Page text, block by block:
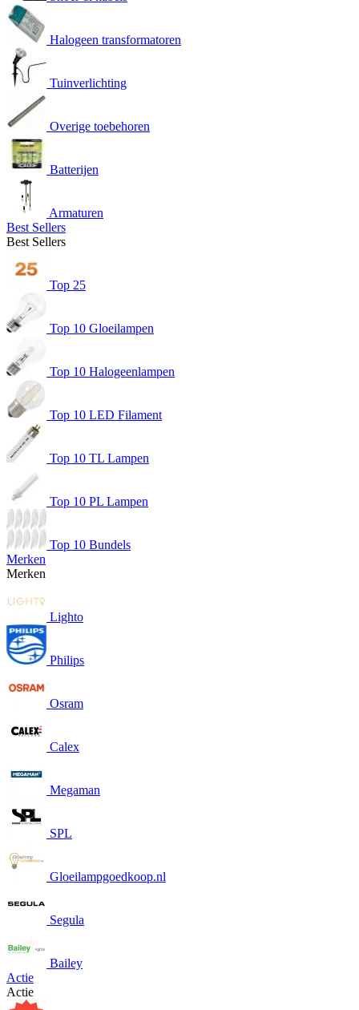
Halogeen transformatoren
Tuinverlichting
Overige toebehoren
Batterijen
Armaturen
Best Sellers
Best Sellers
Top 25
Top 10 Gloeilampen
Top 10 Halogeenlampen
Top 10 LED Filament
Top 10 TL Lampen
Top 10 PL Lampen
Top 10 Bundels
Merken
Merken
Lighto
Philips
Osram
Calex
Megaman
SPL
Gloeilampgoedkoop.nl
Segula
Bailey
Actie
Actie